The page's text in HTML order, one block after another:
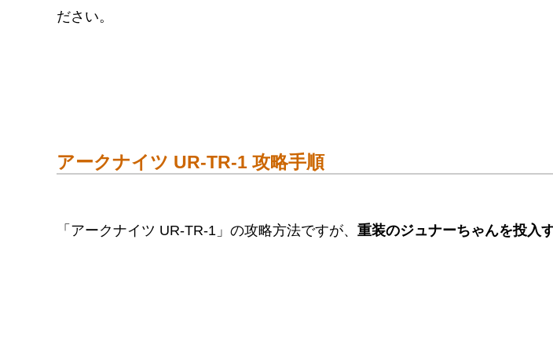
ださい。
アークナイツ UR-TR-1 攻略手順
「アークナイツ UR-TR-1」の攻略方法ですが、 重装のジュナーちゃんを投入